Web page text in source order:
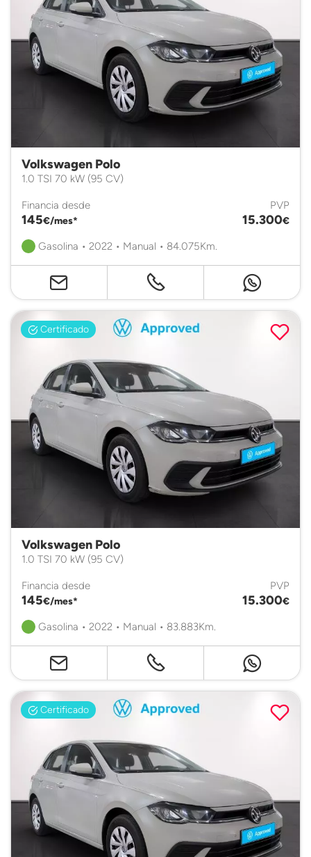
Volkswagen Polo
1.0 TSI 70 kW (95 CV)
Financia desde
145€/mes*
PVP
15.300€
Gasolina • 2022 • Manual • 84.075Km.
Certificado
Volkswagen Polo
1.0 TSI 70 kW (95 CV)
Financia desde
145€/mes*
PVP
15.300€
Gasolina • 2022 • Manual • 83.883Km.
Certificado